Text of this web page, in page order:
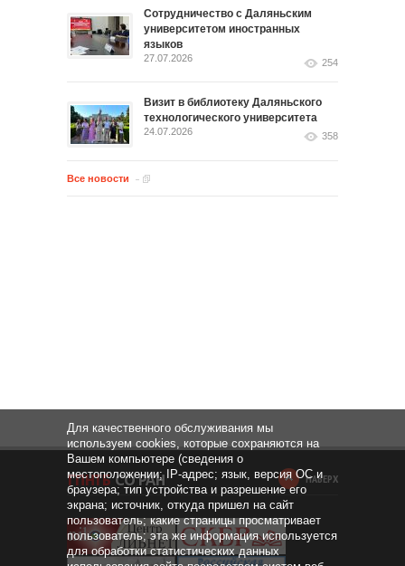
Сотрудничество с Даляньским
университетом иностранных
языков
27.07.2026 254
Визит в библиотеку Даляньского
технологического университета
24.07.2026 358
Все новости
НАВЕРХ
Для качественного обслуживания мы
используем cookies, которые сохраняются на
Вашем компьютере (сведения о
местоположении; IP-адрес; язык, версия ОС и
браузера; тип устройства и разрешение его
экрана; источник, откуда пришел на сайт
пользователь; какие страницы просматривает
пользователь; эта же информация используется
для обработки статистических данных